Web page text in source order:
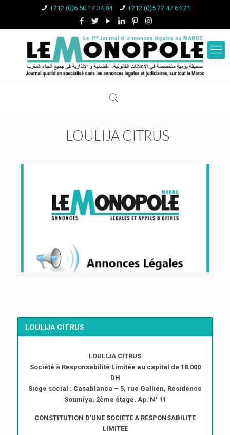
+212 (0)6 50 14 34 84 +212 (0)5 22 47 64 21
LOULIJA CITRUS
LOULIJA CITRUS
LOULIJA CITRUS
Société à Responsabilité Limitée au capital de 18.000
DH
Siège social : Casablanca – 5, rue Gallien, Résidence
Soumiya, 2ème étage, Ap. N° 11
CONSTITUTION D’UNE SOCIETE A RESPONSABILITE
LIMITEE